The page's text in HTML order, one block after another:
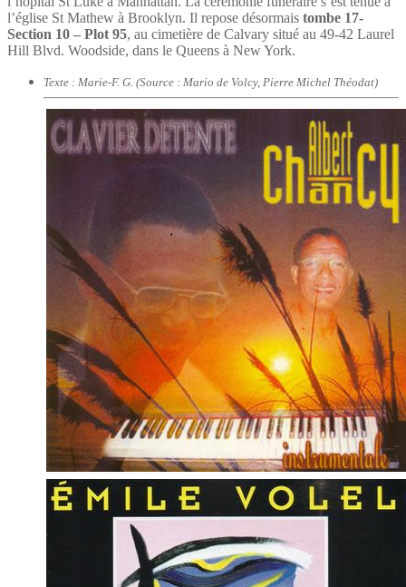
l’église St Mathew à Brooklyn. Il repose désormais tombe 17-
Section 10 – Plot 95, au cimetière de Calvary situé au 49-42 Laurel
Hill Blvd. Woodside, dans le Queens à New York.
Texte : Marie-F. G. (Source : Mario de Volcy, Pierre Michel Théodat)